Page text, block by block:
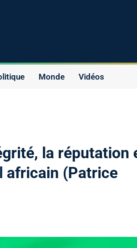
Monde Vidéos
la réputation
africain (Patrice